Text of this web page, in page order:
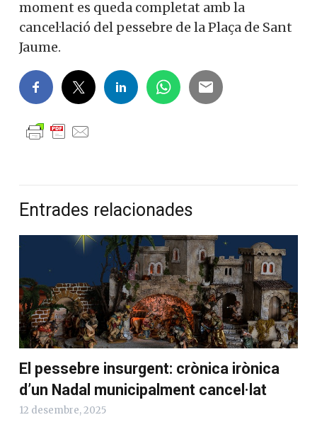
moment es queda completat amb la
cancel·lació del pessebre de la Plaça de Sant
Jaume.
Entrades relacionades
El pessebre insurgent: crònica irònica
d’un Nadal municipalment cancel·lat
12 desembre, 2025